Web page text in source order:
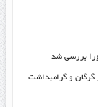
بررسی شد
فرهنگ جدید و افزایش بودجه۹۶ روز گرگان و گرامیداشت